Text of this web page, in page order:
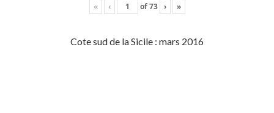
« ‹ of73 › »
Cote sud de la Sicile : mars 2016